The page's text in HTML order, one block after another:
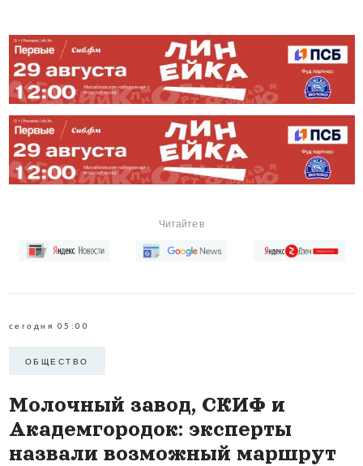
Читайте в
сегодня 05:00
ОБЩЕСТВО
Молочный завод, СКИФ и
Академгородок: эксперты
назвали возможный маршрут